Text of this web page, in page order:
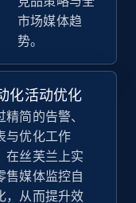
Detailed
and more.
立即开始
市场媒体趋
势。
化活动优化
精简的告警、
与优化工作
在丝芙兰上实
售媒体监控自
，从而提升效